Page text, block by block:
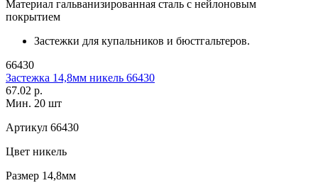
Материал гальванизированная сталь с нейлоновым
покрытием
Застежки для купальников и бюстгальтеров.
66430
Застежка 14,8мм никель 66430
67.02 р.
Мин. 20 шт
Артикул 66430
Цвет никель
Размер 14,8мм